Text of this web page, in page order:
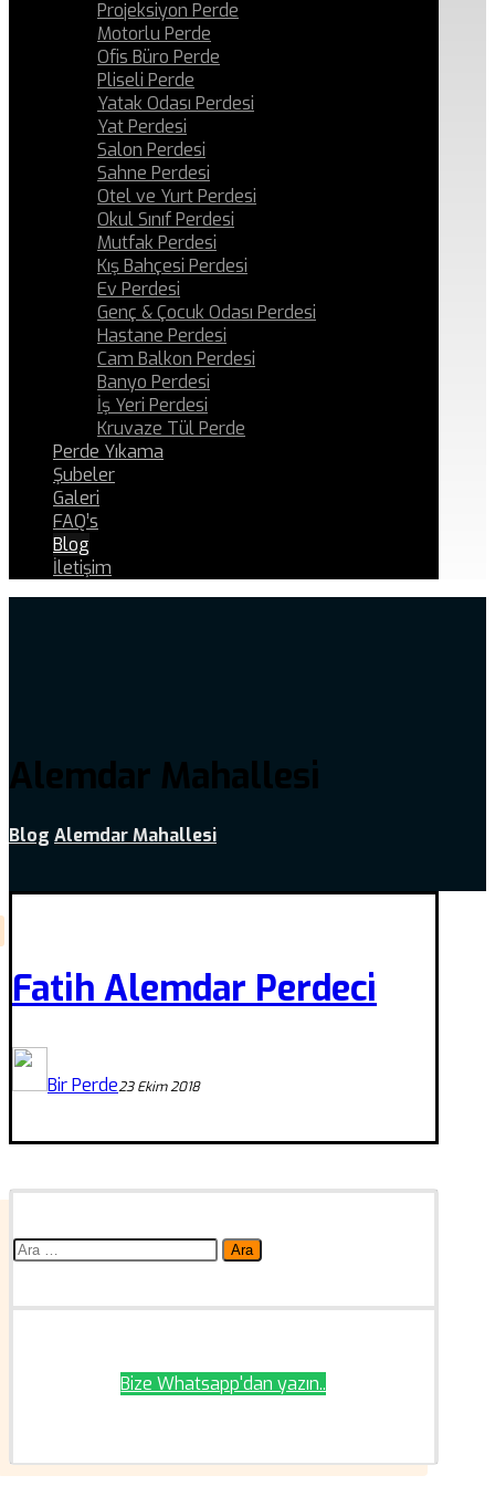
Projeksiyon Perde
Motorlu Perde
Ofis Büro Perde
Pliseli Perde
Yatak Odası Perdesi
Yat Perdesi
Salon Perdesi
Sahne Perdesi
Otel ve Yurt Perdesi
Okul Sınıf Perdesi
Mutfak Perdesi
Kış Bahçesi Perdesi
Ev Perdesi
Genç & Çocuk Odası Perdesi
Hastane Perdesi
Cam Balkon Perdesi
Banyo Perdesi
İş Yeri Perdesi
Kruvaze Tül Perde
Perde Yıkama
Şubeler
Galeri
FAQ’s
Blog
İletişim
Alemdar Mahallesi
Blog Alemdar Mahallesi
Fatih Alemdar Perdeci
Bir Perde23 Ekim 2018
Arama:
Bize Whatsapp'dan yazın..